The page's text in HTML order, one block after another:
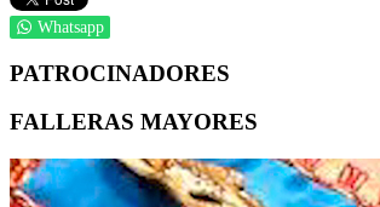
Whatsapp
PATROCINADORES
FALLERAS MAYORES